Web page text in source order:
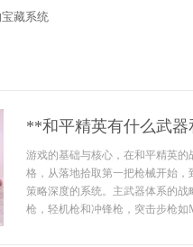
藏系统
**和平精英有什么武
游戏的基础与核心，在和平精英
格，从落地拾取第一把枪械开始
策略深度的系统。主武器体系的
枪，轻机枪和冲锋枪，突击步枪如